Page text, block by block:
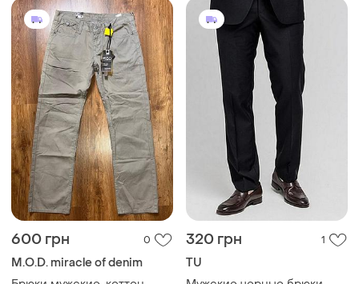
600 грн 0
M.O.D. miracle of denim
320 грн 1
TU